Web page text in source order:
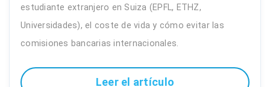
estudiante extranjero en Suiza (EPFL, ETHZ,
Universidades), el coste de vida y cómo evitar las
comisiones bancarias internacionales.
Leer el artículo